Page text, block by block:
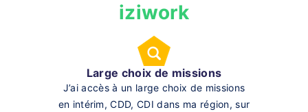
iziwork
Large choix de missions
J’ai accès à un large choix de missions
en intérim, CDD, CDI dans ma région, sur